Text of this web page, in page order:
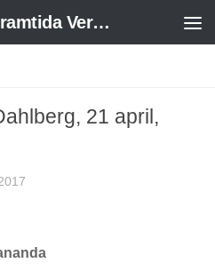
Välkomna till en Ny Framtida Verklighet
21 april,